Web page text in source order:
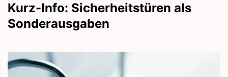
Kurz-Info: Sicherheitstüren als
Sonderausgaben